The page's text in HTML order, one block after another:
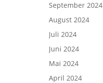
September 2024
August 2024
Juli 2024
Juni 2024
Mai 2024
April 2024